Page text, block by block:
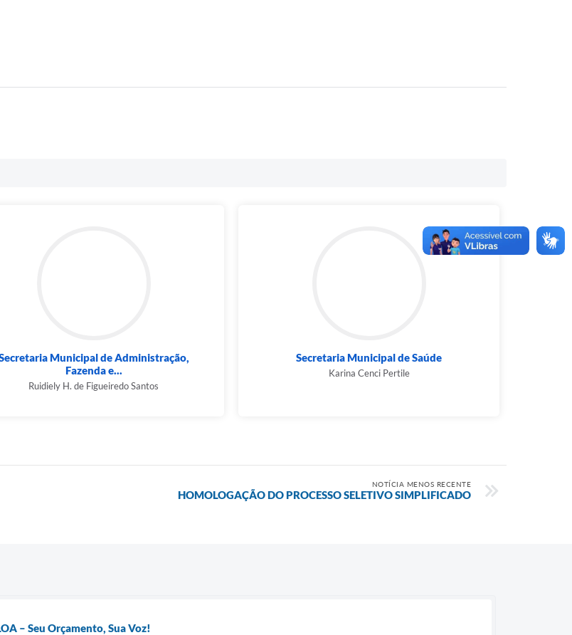
Municipal de Administração,
Fazenda e...
Ruidiely H. de Figueiredo Santos
Secretaria Municipal de Saúde
Karina Cenci Pertile
NOTÍCIA MENOS RECENTE
HOMOLOGAÇÃO DO PROCESSO SELETIVO SIMPLIFICADO
– Seu Orçamento, Sua Voz!